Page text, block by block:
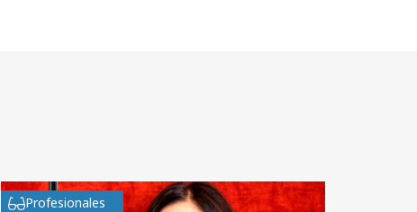
Profesionales